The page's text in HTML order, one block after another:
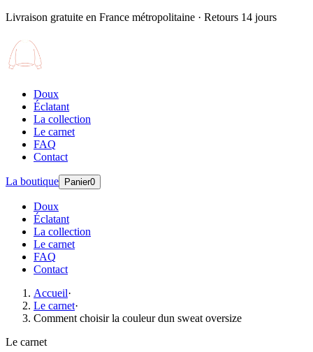
Livraison gratuite en France métropolitaine · Retours 14 jours
Doux
Éclatant
La collection
Le carnet
FAQ
Contact
La boutique Panier0
Doux
Éclatant
La collection
Le carnet
FAQ
Contact
Accueil·
Le carnet·
Comment choisir la couleur dun sweat oversize
Le carnet